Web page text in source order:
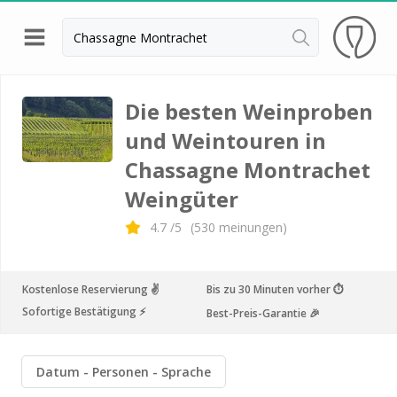
Zurück
Weingüter & Weinprobe Beaune
Weingüter & Weinprobe Chablis
Weingüter & Weinprobe Dijon
Weingüter & Weinprobe Meursault
Weingüter & Weinprobe Nuits Saint Georges
Weingüter & Weinprobe Gevrey Chambertin
Weingüter & Weinprobe Bordeaux
Die besten Weinproben
und Weintouren in
Chassagne Montrachet
Weingüter
4.7 /5 (530 meinungen)
Kostenlose Reservierung ✌️
Bis zu 30 Minuten vorher ⏱
Sofortige Bestätigung ⚡️
Best-Preis-Garantie 🎉
Datum Personen Sprache